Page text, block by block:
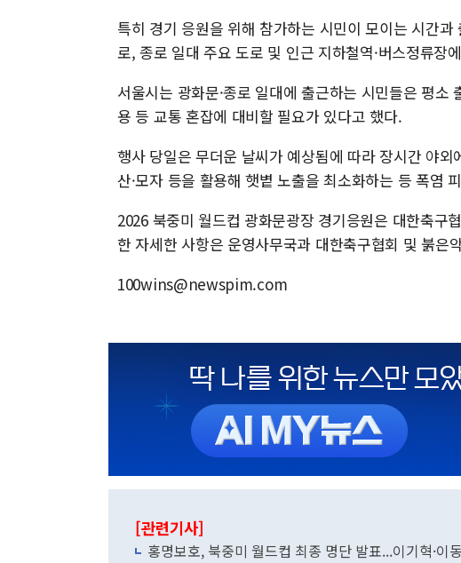
특히 경기 응원을 위해 참가하는 시민이 모이는 시간
로, 종로 일대 주요 도로 및 인근 지하철역·버스정류장
서울시는 광화문·종로 일대에 출근하는 시민들은 평
용 등 교통 혼잡에 대비할 필요가 있다고 했다.
행사 당일은 무더운 날씨가 예상됨에 따라 장시간 야
산·모자 등을 활용해 햇볕 노출을 최소화하는 등 폭염
2026 북중미 월드컵 광화문광장 경기응원은 대한축구
한 자세한 사항은 운영사무국과 대한축구협회 및 붉은
100wins@newspim.com
[관련기사]
홍명보호, 북중미 월드컵 최종 명단 발표...이기혁·이